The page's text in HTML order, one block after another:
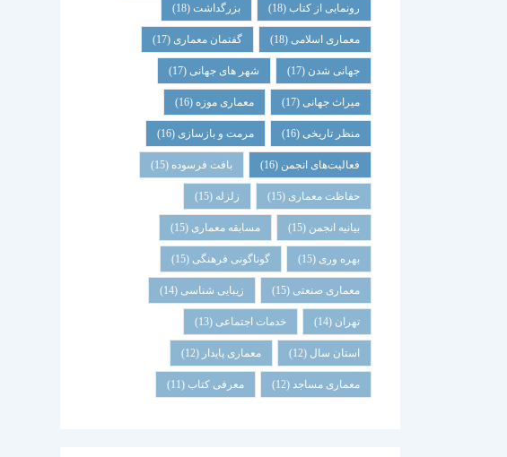
رونمایی از کتاب(18) بزرگداشت(18)
معماری اسلامی(18) گفتمان معماری(17)
جهانی شدن (17) شهر های جهانی(17)
میراث جهانی(17) معماری موزه (16)
منظر تاریخی(16) مرمت و بازسازی(16)
فعالیت‌های انجمن (16) بافت فرسوده (15)
حفاظت معماری (15) زلزله (15)
بیانیه انجمن (15) مسابقه معماری (15)
بهره وری (15) گوناگونی فرهنگی (15)
معماری صنعتی (15) زیبایی شناسی (14)
تهران (14) خدمات اجتماعی (13)
استان سال (12) معماری پایدار (12)
معماری مساجد(12) معرفی کتاب (11)